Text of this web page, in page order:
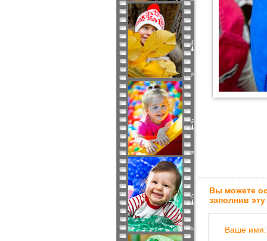
Вы можете
заполнив
Ваше имя: